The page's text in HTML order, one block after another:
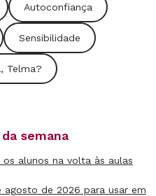
Autoconfiança
Sensibilidade
Telma?
semana
os alunos na volta às aulas
agosto de 2026 para usar em